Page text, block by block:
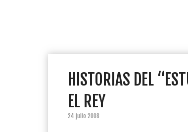
HISTORIAS DEL
EL REY
24 julio 2008